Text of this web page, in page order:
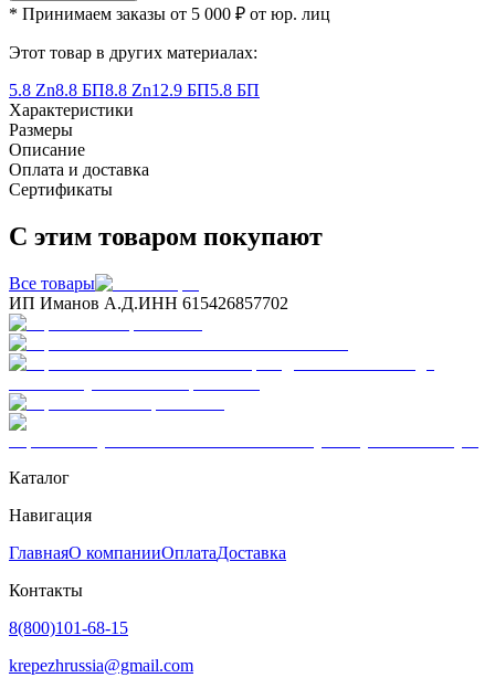
* Принимаем заказы от 5 000 ₽ от юр. лиц
Этот товар в других материалах:
5.8 Zn8.8 БП8.8 Zn12.9 БП5.8 БП
Характеристики
Размеры
Описание
Оплата и доставка
Сертификаты
С этим товаром покупают
Все товары
ИП Иманов А.Д.ИНН 615426857702
Каталог
Навигация
ГлавнаяО компанииОплатаДоставка
Контакты
8(800)101-68-15
krepezhrussia@gmail.com